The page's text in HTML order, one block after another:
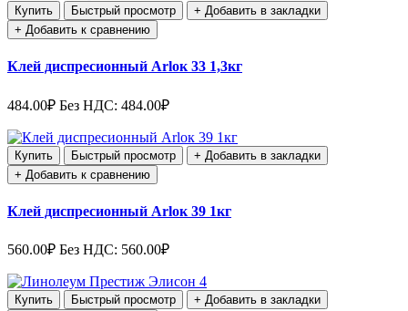
Купить Быстрый просмотр
+ Добавить в закладки
+ Добавить к сравнению
Клей диспресионный Arloк 33 1,3кг
484.00₽ Без НДС: 484.00₽
Купить Быстрый просмотр
+ Добавить в закладки
+ Добавить к сравнению
Клей диспресионный Arloк 39 1кг
560.00₽ Без НДС: 560.00₽
Купить Быстрый просмотр
+ Добавить в закладки